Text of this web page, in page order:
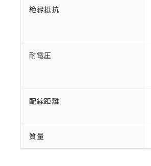
絶縁抵抗
耐電圧
配線距離
質量